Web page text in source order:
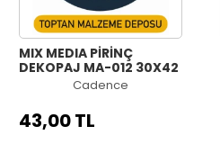
MIX MEDIA PİRİNÇ
DEKOPAJ MA-012 30X42
Cadence
43,00 TL